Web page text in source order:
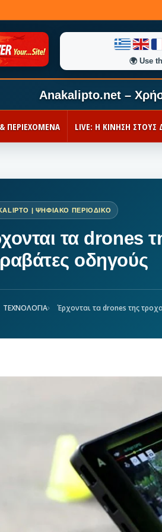
🌍Use
Anakalipto.net –
ΠΕΡΙΕΧΟΜΕΝΑ LIVE: Η ΚΙΝΗΣΗ
τα drones
οδηγούς
ΤΕΧΝΟΛΟΓΙΑ Έρχονται τα drones της